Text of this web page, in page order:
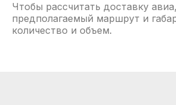
Чтобы рассчитать доставку
предполагаемый маршрут и
количество и объем.
Новости логистики и грузоперевозок
Телеграм канал